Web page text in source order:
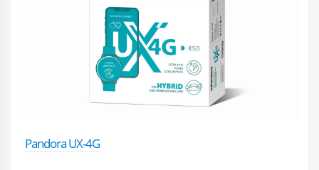
Pandora UX-4G